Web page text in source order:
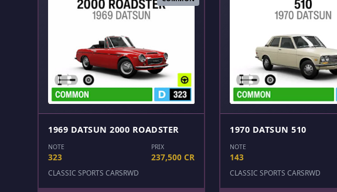
1969 DATSUN 2000 ROADSTER
NOTE
323
PRIX
237,500 CR
CLASSIC SPORTS CARSRWD
1970 DATSUN 510
NOTE
143
CLASSIC SPORTS CARSRWD